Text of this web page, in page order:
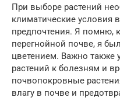
При выборе растений
климатические условия
предпочтения. Я помню,
перегнойной почве, я
цветением. Важно также
растений к болезням и
почвопокровные
влагу в почве и